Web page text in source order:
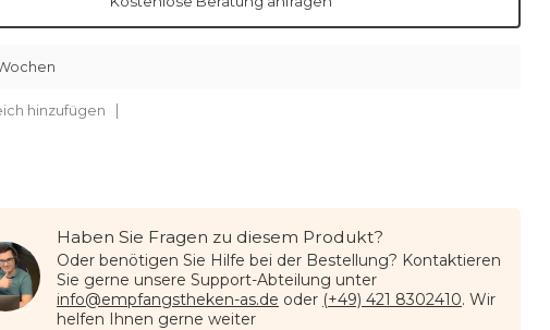
hinzufügen
Haben Sie Fragen zu diesem Produkt?
Oder benötigen Sie Hilfe bei der Bestellung? Kontaktieren
Sie gerne unsere Support-Abteilung unter
info@empfangstheken-as.de oder (+49) 421 8302410. Wir
helfen Ihnen gerne weiter